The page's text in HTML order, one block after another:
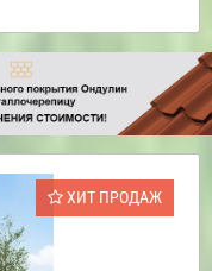
ХИТ ПРОДАЖ